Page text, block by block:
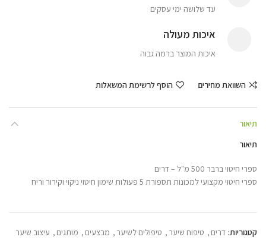
עד שלושה ימי עסקים
איכות מעולה
איכות המוצר ברמה גבוה
השוואת מחירים הוסף לרשימת המשאלות
תיאור
תיאור
ספרי חיטוי ברבר 500 מ"ל – דרים
ספרי חיטוי מקצועי למכונות תספורת 5 פעולות שימון חיטוי ניקוי וקירור וריח
קטגוריות: דרים , טיפוח שיער , טיפולים לשיער , מבצעים , מותגים , עיצוב שיער